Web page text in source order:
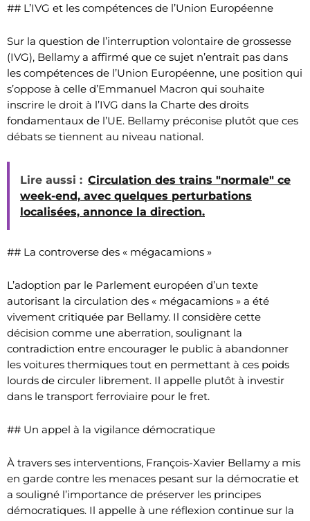
## L’IVG et les compétences de l’Union Européenne
Sur la question de l’interruption volontaire de grossesse
(IVG), Bellamy a affirmé que ce sujet n’entrait pas dans
les compétences de l’Union Européenne, une position qui
s’oppose à celle d’Emmanuel Macron qui souhaite
inscrire le droit à l’IVG dans la Charte des droits
fondamentaux de l’UE. Bellamy préconise plutôt que ces
débats se tiennent au niveau national.
Lire aussi : Circulation des trains "normale" ce
week-end, avec quelques perturbations
localisées, annonce la direction.
## La controverse des « mégacamions »
L’adoption par le Parlement européen d’un texte
autorisant la circulation des « mégacamions » a été
vivement critiquée par Bellamy. Il considère cette
décision comme une aberration, soulignant la
contradiction entre encourager le public à abandonner
les voitures thermiques tout en permettant à ces poids
lourds de circuler librement. Il appelle plutôt à investir
dans le transport ferroviaire pour le fret.
## Un appel à la vigilance démocratique
À travers ses interventions, François-Xavier Bellamy a mis
en garde contre les menaces pesant sur la démocratie et
a souligné l’importance de préserver les principes
démocratiques. Il appelle à une réflexion continue sur la